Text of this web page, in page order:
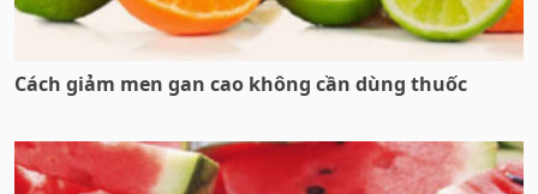
Cách giảm men gan cao không cần dùng thuốc